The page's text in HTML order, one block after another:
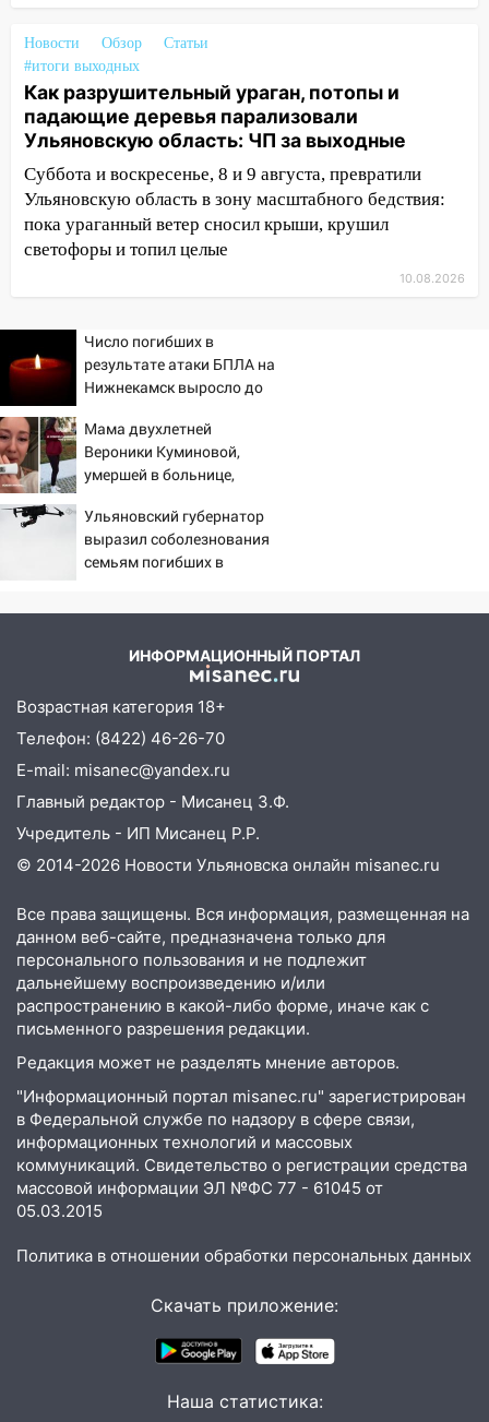
06:00
Как разрушительный ураган,
потопы и падающие деревья
парализовали Ульяновскую область: ЧП
за выходные
05:50 Пять украденных лошадей и
смертельная драка
05:00 Боль, скованность и старение
дисков: как повседневные привычки
незаметно разрушают наш позвоночник
внезапных подарков судьбы: гороскоп
на 10 августа
09.08.2026
21:58
В Ульяновске около «нового»
моста утопили автомобиль «Вольво»
20:20
Итоги 9 августа в Ульяновской
области: разгул стихии, поиски
человека на Волге и транспортный
коллапс
деревья в парке «Победы»
Пепелище на Балтийской: в
Заволжье ульяновские спасатели
ликвидировали крупный пожар
17:15 Прогноз погоды на 10 августа в
Ульяновской области
16:00 В Ульяновске во время шторма на
Волге пропал известный блогер: нужна
помощь в поисках
15:28
Соцсети: на «Ауди» упало дерево
в Новом городе
15:12 В Ульяновске выгорела кухня в
многоэтажке
14:18 Гинеколог рассказала о том, с
какими сложностями сталкиваются
молодые мамы
13:02 Соцсети: на улице Розы
Люксембург дерево упало на
автомобиль
13:00 «Благоприятный период для
знаков зодиака на неделю с 10 по 16
На проспекте Тюленева в
Ульяновске образовалось «море»
крупный град
Новости Обзор
Статьи
#итоги выходных
Как разрушительный ураган, потопы и
падающие деревья парализовали
Ульяновскую область: ЧП за выходные
Суббота и воскресенье, 8 и 9 августа, превратили
Ульяновскую область в зону масштабного бедствия:
пока ураганный ветер сносил крыши, крушил
светофоры и топил целые
10.08.2026
Число погибших в
результате атаки БПЛА на
Нижнекамск выросло до
Мама двухлетней
Вероники Куминовой,
умершей в больнице,
девочку
Ульяновский губернатор
выразил соболезнования
семьям погибших в
ИНФОРМАЦИОННЫЙ ПОРТАЛ
Возрастная категория 18+
Телефон: (8422) 46-26-70
E-mail: misanec@yandex.ru
Главный редактор - Мисанец З.Ф.
Учредитель - ИП Мисанец Р.Р.
© 2014-2026 Новости Ульяновска онлайн misanec.ru
Все права защищены. Вся информация, размещенная на
данном веб-сайте, предназначена только для
персонального пользования и не подлежит
дальнейшему воспроизведению и/или
распространению в какой-либо форме, иначе как с
письменного разрешения редакции.
Редакция может не разделять мнение авторов.
"Информационный портал misanec.ru" зарегистрирован
в Федеральной службе по надзору в сфере связи,
информационных технологий и массовых
коммуникаций. Свидетельство о регистрации средства
массовой информации ЭЛ №ФС 77 - 61045 от
05.03.2015
Политика в отношении обработки персональных данных
Скачать приложение:
Наша статистика: